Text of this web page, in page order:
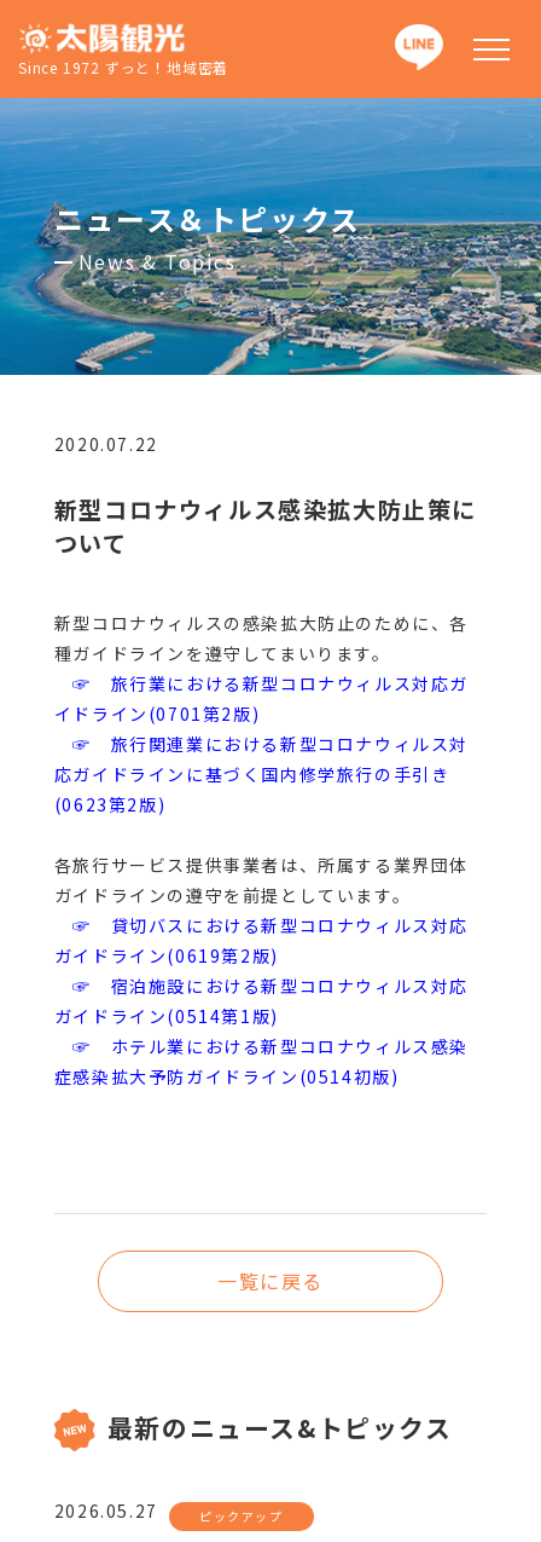
Since 1972 ずっと！地域密着
ニュース＆トピックス
News & Topics
2020.07.22
新型コロナウィルス感染拡大防止策に
ついて
新型コロナウィルスの感染拡大防止のために、各
種ガイドラインを遵守してまいります。
☞ 旅行業における新型コロナウィルス対応ガ
イドライン(0701第2版)
☞ 旅行関連業における新型コロナウィルス対
応ガイドラインに基づく国内修学旅行の手引き
(0623第2版)
各旅行サービス提供事業者は、所属する業界団体
ガイドラインの遵守を前提としています。
☞ 貸切バスにおける新型コロナウィルス対応
ガイドライン(0619第2版)
☞ 宿泊施設における新型コロナウィルス対応
ガイドライン(0514第1版)
☞ ホテル業における新型コロナウィルス感染
症感染拡大予防ガイドライン(0514初版)
一覧に戻る
最新のニュース&トピックス
2026.05.27 ピックアップ